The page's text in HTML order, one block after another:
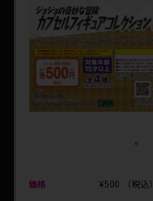
1
価格 ¥500 （税込）